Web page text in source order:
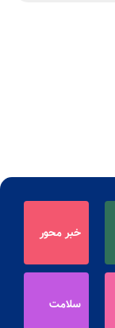
خبر محور
سلامت